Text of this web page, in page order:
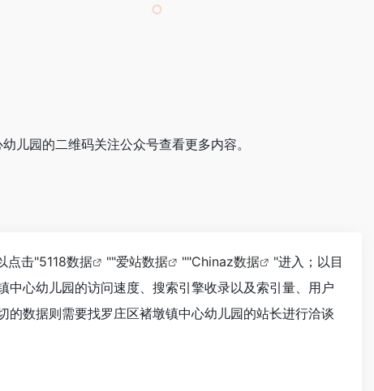
儿园的二维码关注公众号查看更多内容。
点击"5118数据 ""爱站数据 ""Chinaz数据
"进入；以目
心幼儿园的访问速度、搜索引擎收录以及索引量、用户
数据则需要找罗庄区褚墩镇中心幼儿园的站长进行洽谈